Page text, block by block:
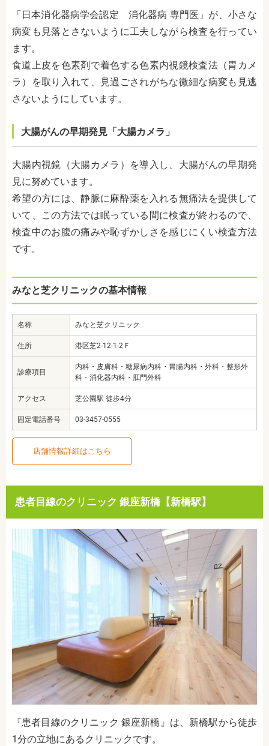
「日本消化器病学会認定 消化器病 専門医」が、小さな
病変も見落とさないように工夫しながら検査を行ってい
ます。
食道上皮を色素剤で着色する色素内視鏡検査法（胃カメ
ラ）を取り入れて、見過ごされがちな微細な病変も見逃
さないようにしています。
大腸がんの早期発見「大腸カメラ」
大腸内視鏡（大腸カメラ）を導入し、大腸がんの早期発
見に努めています。
希望の方には、静脈に麻酔薬を入れる無痛法を提供して
いて、この方法では眠っている間に検査が終わるので、
検査中のお腹の痛みや恥ずかしさを感じにくい検査方法
です。
みなと芝クリニックの基本情報
名称 みなと芝クリニック
住所 港区芝2-12-1-2Ｆ
診療項目
内科・皮膚科・糖尿病内科・胃腸内科・外科・整形外
科・消化器内科・肛門外科
アクセス 芝公園駅 徒歩4分
固定電話番号 03-3457-0555
店舗情報詳細はこちら
患者目線のクリニック 銀座新橋【新橋駅】
『患者目線のクリニック 銀座新橋』は、新橋駅から徒歩
1分の立地にあるクリニックです。